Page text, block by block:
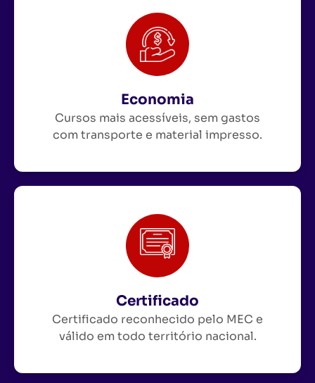
Economia
Cursos mais acessíveis, sem gastos
com transporte e material impresso.
Certificado
Certificado reconhecido pelo MEC e
válido em todo território nacional.